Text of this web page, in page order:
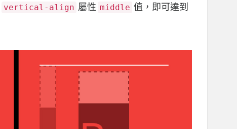
vertical-align 屬性 middle 值，即可達到